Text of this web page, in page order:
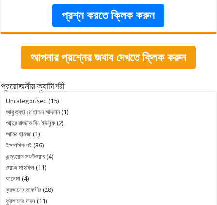
প্রশ্ন করতে ক্লিক করুন
আপনার প্রশ্নের জবাব দেখতে ক্লিক করুন
প্রয়োজনীয় ক্যাটাগরী
Uncategorised (15)
আবু ত্বহা মোহাম্মদ আদনান (1)
আব্দুর রাজ্জাক বিন ইউসুফ (2)
আমির হামজা (1)
ইসলামিক বই (36)
এন্ড্রয়েড সফটওয়ার (4)
ওয়াজ মাহফিল (11)
কালেমা (4)
কুরআনের তাফসীর (28)
কুরআনের দারস (11)